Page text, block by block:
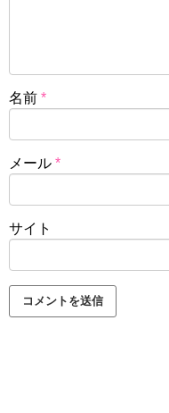
名前 *
メール *
サイト